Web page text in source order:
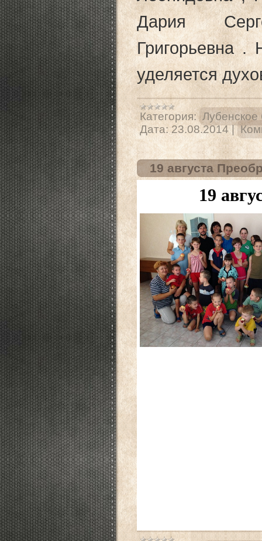
Дария Серг
Григорьевна .
уделяется
Категория: Лубенское
Дата: 23.08.2014 |
19 августа
19